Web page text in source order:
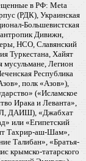
в РФ: Meta
(РДК), Украинская
Большевистская
Дивижн,
НСО, Славянский
Туркестана, Хайят
Легион
Республика
полк «Азов»),
(«Исламское
Ирака и Леванта»,
ДАИШ), «Джабхат
или «Египетский
Тахрир-аш-Шам»,
Талибан», «Братья-
крымско-татарского